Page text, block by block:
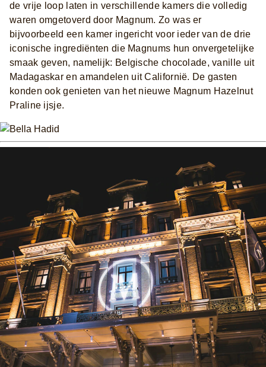
de vrije loop laten in verschillende kamers die volledig
waren omgetoverd door Magnum. Zo was er
bijvoorbeeld een kamer ingericht voor ieder van de drie
iconische ingrediënten die Magnums hun onvergetelijke
smaak geven, namelijk: Belgische chocolade, vanille uit
Madagaskar en amandelen uit Californië. De gasten
konden ook genieten van het nieuwe Magnum Hazelnut
Praline ijsje.